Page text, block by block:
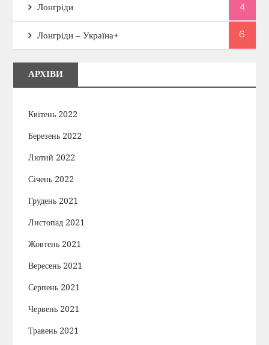
Лонгріди 4
Лонгріди – Україна+ 6
АРХІВИ
Квітень 2022
Березень 2022
Лютий 2022
Січень 2022
Грудень 2021
Листопад 2021
Жовтень 2021
Вересень 2021
Серпень 2021
Червень 2021
Травень 2021